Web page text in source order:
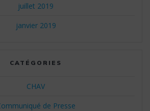
juillet 2019
janvier 2019
CATÉGORIES
CHAV
de Presse